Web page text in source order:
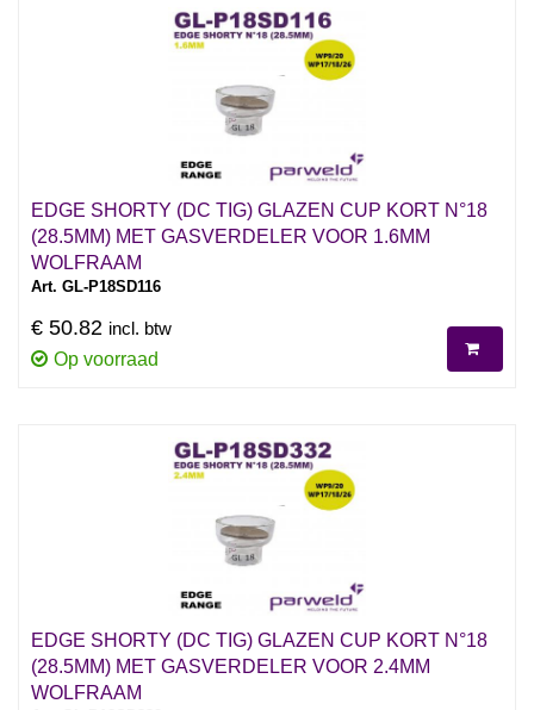
EDGE SHORTY (DC TIG) GLAZEN CUP KORT N°18
(28.5MM) MET GASVERDELER VOOR 1.6MM
WOLFRAAM
Art. GL-P18SD116
€ 50.82 incl. btw
Op voorraad
EDGE SHORTY (DC TIG) GLAZEN CUP KORT N°18
(28.5MM) MET GASVERDELER VOOR 2.4MM
WOLFRAAM